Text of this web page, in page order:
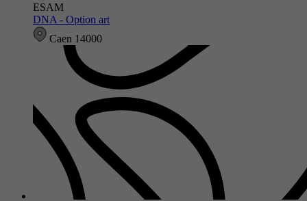
ESAM
DNA - Option art
Caen 14000